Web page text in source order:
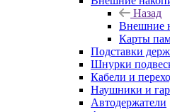
Назад
Внешние
Карты
Подставки
Шнурки
Кабели и
Наушники и
Автодержатели